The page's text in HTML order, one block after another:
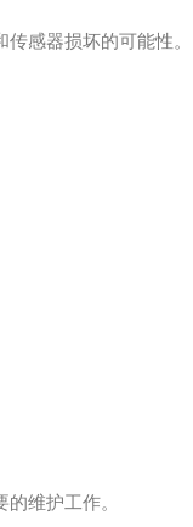
感器损坏的可能性。
维护工作。